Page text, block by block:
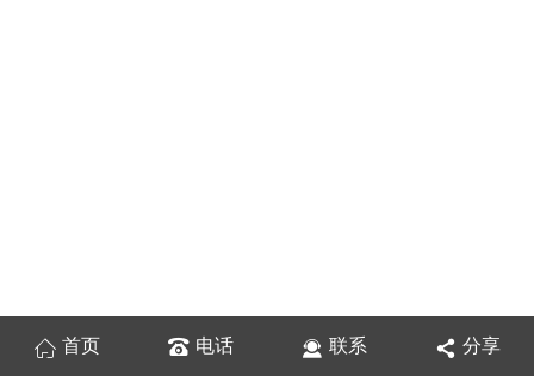
首页 电话 联系 分享